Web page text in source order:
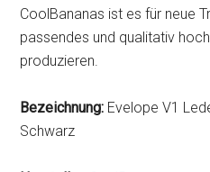
CoolBananas ist es für neue
passendes und qualitativ
produzieren.
Bezeichnung: Evelope V1
Schwarz